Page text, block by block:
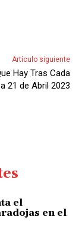
Artículo siguiente
Hay Tras Cada
21 de Abril 2023
el
en el